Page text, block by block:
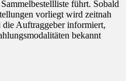
führt. Sobald
vorliegt wird zeitnah
Auftraggeber informiert,
bekannt